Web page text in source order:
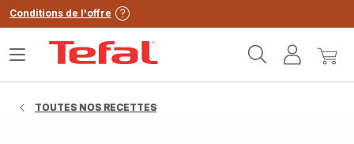
Conditions de l'offre
MonMon
Ouvrir
TOUTES NOS RECETTES